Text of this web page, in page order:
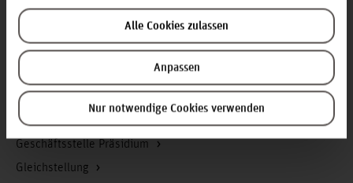
Alle Cookies zulassen
Anpassen
Nur notwendige Cookies verwenden
Existenzgründung
Finanzmanagement
Forschung und Entwicklung
Gebäudemanagement
Geschäftsstelle Präsidium
Gleichstellung